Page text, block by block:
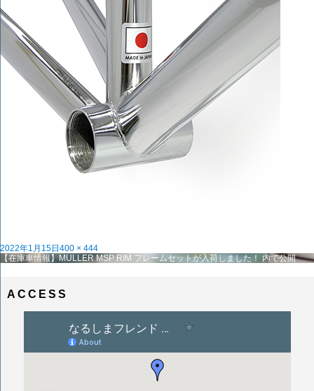
投
稿
2022年1月15日 フ
ル
400 × 444
投
ゲ
【在庫車情報】MULLER MSP RIM フレームセットが入荷しました！ 内で公開
ACCESS